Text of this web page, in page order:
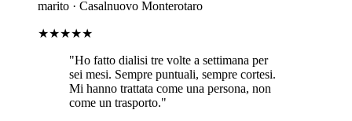
marito · Casalnuovo Monterotaro
★★★★★
"Ho fatto dialisi tre volte a settimana per
sei mesi. Sempre puntuali, sempre cortesi.
Mi hanno trattata come una persona, non
come un trasporto."